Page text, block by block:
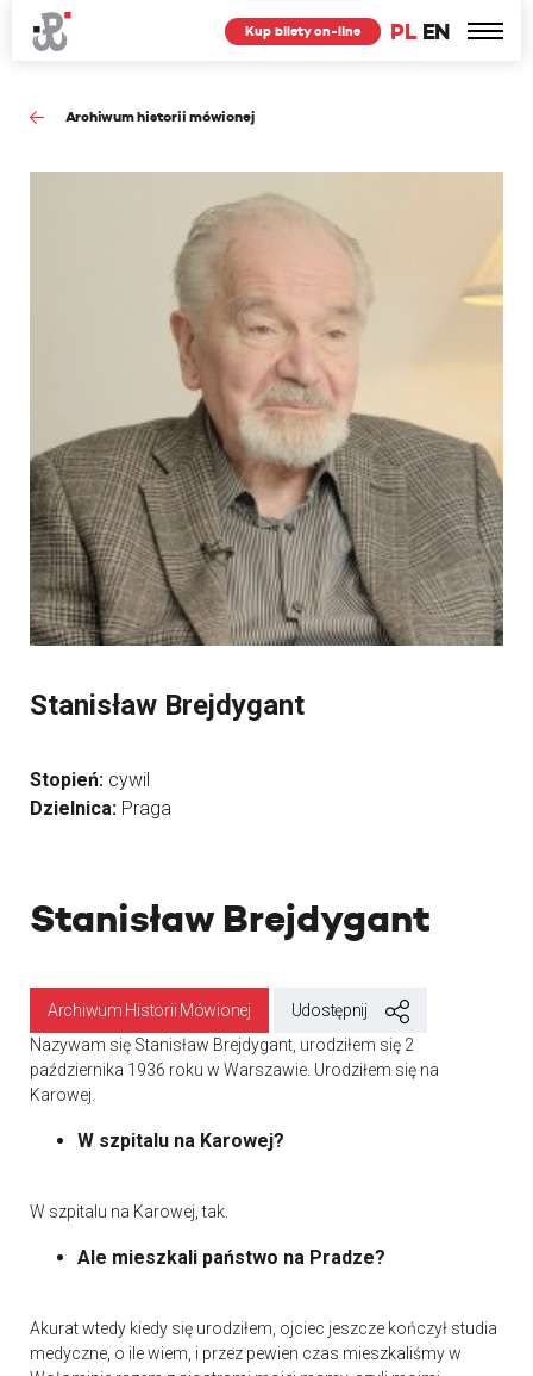
PL EN
Kup bilety on-line
Archiwum historii mówionej
Stanisław Brejdygant
Archiwum Historii Mówionej
Udostępnij
Nazywam się Stanisław Brejdygant, urodziłem się 2
października 1936 roku w Warszawie. Urodziłem się na
Karowej.
W szpitalu na Karowej?
W szpitalu na Karowej, tak.
Ale mieszkali państwo na Pradze?
Akurat wtedy kiedy się urodziłem, ojciec jeszcze kończył studia
medyczne, o ile wiem, i przez pewien czas mieszkaliśmy w
Stanisław Brejdygant
Stopień: cywil
Dzielnica: Praga